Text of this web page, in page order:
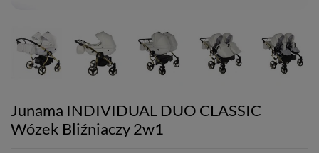
Junama INDIVIDUAL DUO CLASSIC
Wózek Bliźniaczy 2w1